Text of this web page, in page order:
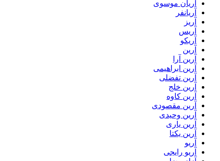
آریان موسوی
آریانفر
آریز
آریس
آریکو
آرین
آرین آرا
آرین ابراهیمی
آرین تفضلی
آرین خلج
آرین کاوه
آرین مقصودی
آرین وحیدی
آرین یاری
آرین یکتا
آریو
آریو رایجی